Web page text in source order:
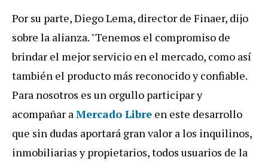
Por su parte, Diego Lema, director de Finaer, dijo
sobre la alianza. "Tenemos el compromiso de
brindar el mejor servicio en el mercado, como así
también el producto más reconocido y confiable.
Para nosotros es un orgullo participar y
acompañar aMercado Libre en este desarrollo
que sin dudas aportará gran valor a los inquilinos,
inmobiliarias y propietarios, todos usuarios de la